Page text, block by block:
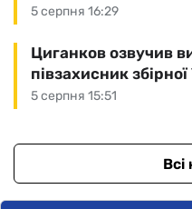
5 серпня 16:29
5 серпня 15:51
Циганков озвучив
півзахисник
Всі